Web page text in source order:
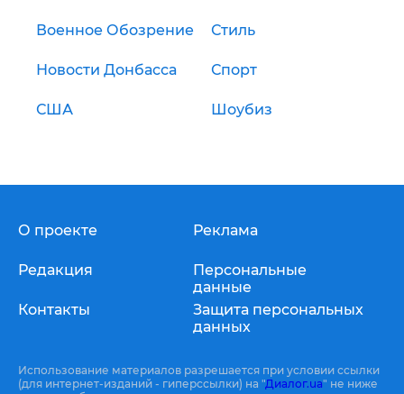
Военное Обозрение Стиль
Новости Донбасса Спорт
США Шоубиз
О проекте
Редакция
Контакты
Реклама
Персональные
данные
Защита персональных
данных
Использование материалов разрешается при условии ссылки
(для интернет-изданий - гиперссылки) на "Диалог.ua" не ниже